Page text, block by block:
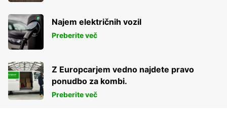
Najem električnih vozil
Preberite več
Z Europcarjem vedno najdete pravo
ponudbo za kombi.
Preberite več